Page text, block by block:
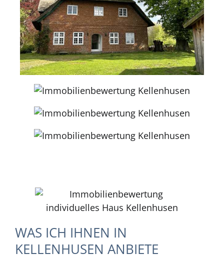
WAS ICH IHNEN IN
KELLENHUSEN ANBIETE